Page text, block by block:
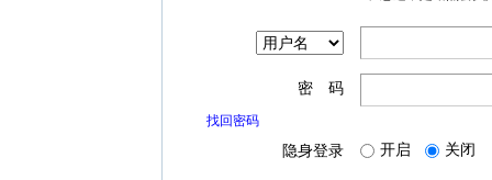
密 码
找回密码
隐身登录 开启 关闭